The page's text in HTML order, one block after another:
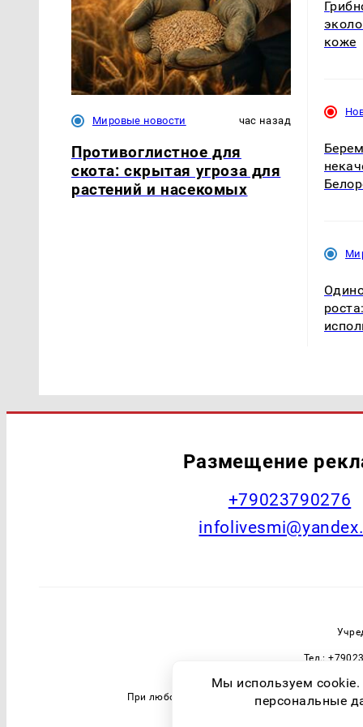
Мировые новости час назад
Противоглистное для
скота: скрытая угроза для
растений и насекомых
коже
Размещение
+79023790276
Тел.:
При любом использовании материалов
Мы используем
персональные